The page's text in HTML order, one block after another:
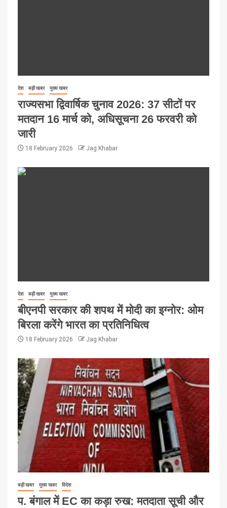
देश बड़ी खबर मुख्य खबर
राज्यसभा द्विवार्षिक चुनाव 2026: 37 सीटों पर
मतदान 16 मार्च को, अधिसूचना 26 फरवरी को
जारी
18 February 2026 Jag Khabar
देश बड़ी खबर मुख्य खबर
बीएनपी सरकार की शपथ में मोदी का इग्नोर: ओम
बिरला करेंगे भारत का प्रतिनिधित्व
18 February 2026 Jag Khabar
बड़ी खबर मुख्य खबर विदेश
प. बंगाल में EC का कड़ा रुख: मतदाता सूची और